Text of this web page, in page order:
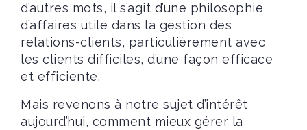
d’autres mots, il s’agit d’une philosophie
d’affaires utile dans la gestion des
relations-clients, particulièrement avec
les clients difficiles, d’une façon efficace
et efficiente.
Mais revenons à notre sujet d’intérêt
aujourd’hui, comment mieux gérer la